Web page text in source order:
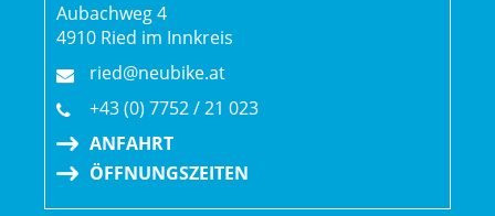
Aubachweg 4
4910 Ried im Innkreis
ried@neubike.at
+43 (0) 7752 / 21 023
ANFAHRT
ÖFFNUNGSZEITEN